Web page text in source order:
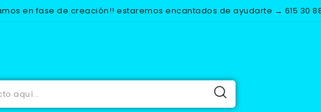
en fase de creación!! estaremos encantados de ayudarte → 615 30